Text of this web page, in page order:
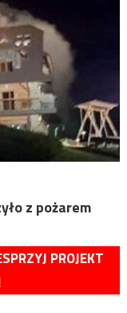
z pożarem
PROJEKT